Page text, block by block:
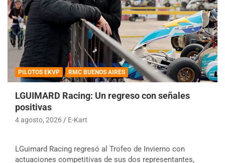
PILOTOS EKVP RMC BUENOS AIRES
LGUIMARD Racing: Un regreso con señales
positivas
4 agosto, 2026 E-Kart
LGuimard Racing regresó al Trofeo de Invierno con
actuaciones competitivas de sus dos representantes,